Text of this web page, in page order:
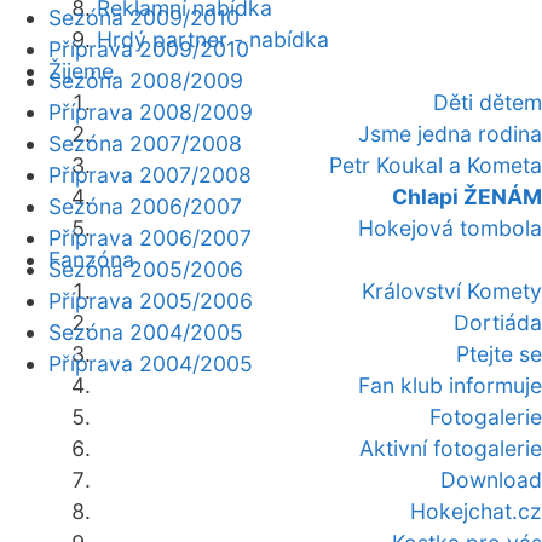
Reklamní nabídka
Hrdý partner - nabídka
Žijeme
Děti dětem
Jsme jedna rodina
Petr Koukal a Kometa
Chlapi ŽENÁM
Hokejová tombola
Fanzóna
Království Komety
Dortiáda
Ptejte se
Fan klub informuje
Fotogalerie
Aktivní fotogalerie
Download
Hokejchat.cz
Sezóna 2009/2010
Příprava 2009/2010
Sezóna 2008/2009
Příprava 2008/2009
Sezóna 2007/2008
Příprava 2007/2008
Sezóna 2006/2007
Příprava 2006/2007
Sezóna 2005/2006
Příprava 2005/2006
Sezóna 2004/2005
Příprava 2004/2005